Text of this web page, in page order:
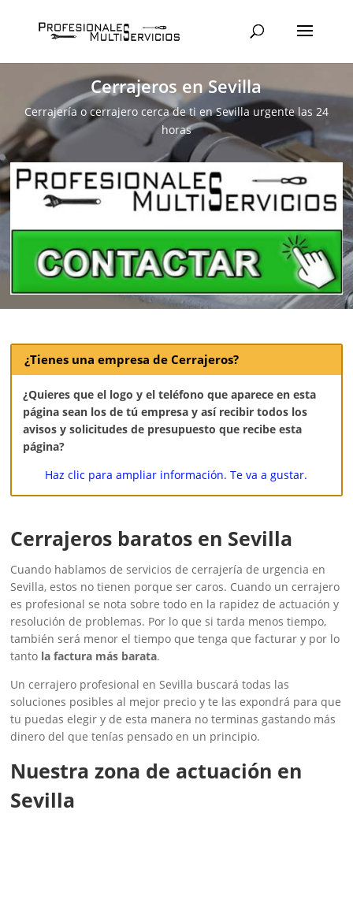
Cerrajeros en Sevilla
Cerrajería o cerrajero cerca de ti en Sevilla urgente las 24
horas
¿Tienes una empresa de Cerrajeros?
¿Quieres que el logo y el teléfono que aparece en esta
página sean los de tú empresa y así recibir todos los
avisos y solicitudes de presupuesto que recibe esta
página?
Haz clic para ampliar información. Te va a gustar.
Cerrajeros baratos en Sevilla
Cuando hablamos de servicios de cerrajería de urgencia en
Sevilla, estos no tienen porque ser caros. Cuando un cerrajero
es profesional se nota sobre todo en la rapidez de actuación y
resolución de problemas. Por lo que si tarda menos tiempo,
también será menor el tiempo que tenga que facturar y por lo
tanto la factura más barata.
Un cerrajero profesional en Sevilla buscará todas las
soluciones posibles al mejor precio y te las expondrá para que
tu puedas elegir y de esta manera no terminas gastando más
dinero del que tenías pensado en un principio.
Nuestra zona de actuación en
Sevilla